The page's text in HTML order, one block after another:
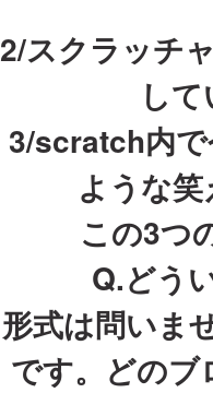
2/スクラッチ
し
3/scratch内
ような
この3つ
Q.どう
形式は問いま
です。どのブ